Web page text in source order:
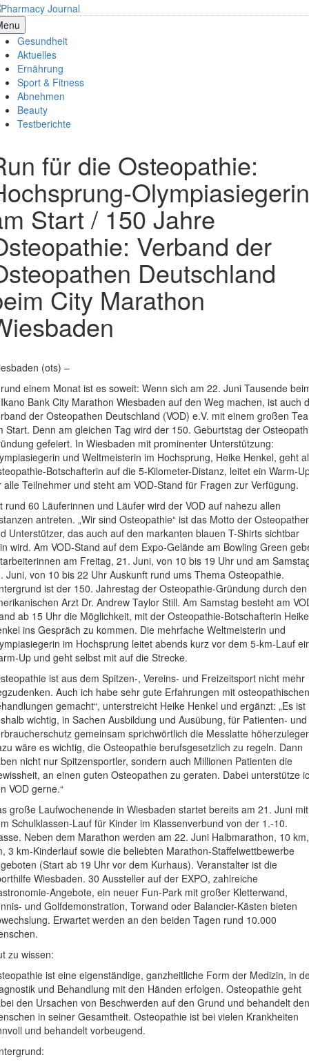
Skip
to
content
Journal
Gesundheit
Aktuelles
Ernährung
Sport & Fitness
Abnehmen
Beauty
Testberichte
für die Osteopathie:
Olympiasiegerin
Start / 150 Jahre
Verband der
Deutschland
City Marathon
(ots) –
einem Monat ist es soweit: Wenn sich am 22. Juni Tausende
Bank City Marathon Wiesbaden auf den Weg machen, ist auch
der Osteopathen Deutschland (VOD) e.V. mit einem großen
Start. Denn am gleichen Tag wird der 150. Geburtstag der
gefeiert. In Wiesbaden mit prominenter Unterstützung:
und Weltmeisterin im Hochsprung, Heike Henkel, geht
Botschafterin auf die 5-Kilometer-Distanz, leitet ein Warm-
alle Teilnehmer und steht am VOD-Stand für Fragen zur Verfügung.
rund 60 Läuferinnen und Läufer wird der VOD auf nahezu allen
antreten. „Wir sind Osteopathie“ ist das Motto der
Unterstützer, das auch auf den markanten blauen T-Shirts sichtbar
wird. Am VOD-Stand auf dem Expo-Gelände am Bowling Green
am Freitag, 21. Juni, von 10 bis 19 Uhr und am
Juni, von 10 bis 22 Uhr Auskunft rund ums Thema Osteopathie.
ist der 150. Jahrestag der Osteopathie-Gründung durch den
Arzt Dr. Andrew Taylor Still. Am Samstag besteht am
ab 15 Uhr die Möglichkeit, mit der Osteopathie-Botschafterin Heike
ins Gespräch zu kommen. Die mehrfache Weltmeisterin und
im Hochsprung leitet abends kurz vor dem 5-km-Lauf
Up und geht selbst mit auf die Strecke.
ist aus dem Spitzen-, Vereins- und Freizeitsport nicht mehr
Auch ich habe sehr gute Erfahrungen mit osteopathischen
gemacht“, unterstreicht Heike Henkel und ergänzt: „Es ist
wichtig, in Sachen Ausbildung und Ausübung, für Patienten- und
gemeinsam sprichwörtlich die Messlatte
wäre es wichtig, die Osteopathie berufsgesetzlich zu regeln. Dann
nicht nur Spitzensportler, sondern auch Millionen Patienten die
an einen guten Osteopathen zu geraten. Dabei unterstütze
VOD gerne.“
große Laufwochenende in Wiesbaden startet bereits am 21. Juni mit
Schulklassen-Lauf für Kinder im Klassenverbund von der 1.-10.
Neben dem Marathon werden am 22. Juni Halbmarathon, 10
3 km-Kinderlauf sowie die beliebten Marathon-Staffelwettbewerbe
(Start ab 19 Uhr vor dem Kurhaus). Veranstalter ist die
Wiesbaden. 30 Aussteller auf der EXPO, zahlreiche
Angebote, ein neuer Fun-Park mit großer Kletterwand,
und Golfdemonstration, Torwand oder Balancier-Kästen bieten
Erwartet werden an den beiden Tagen rund 10.000
zu wissen:
ist eine eigenständige, ganzheitliche Form der Medizin, in
und Behandlung mit den Händen erfolgen. Osteopathie geht
den Ursachen von Beschwerden auf den Grund und behandelt den
in seiner Gesamtheit. Osteopathie ist bei vielen Krankheiten
und behandelt vorbeugend.